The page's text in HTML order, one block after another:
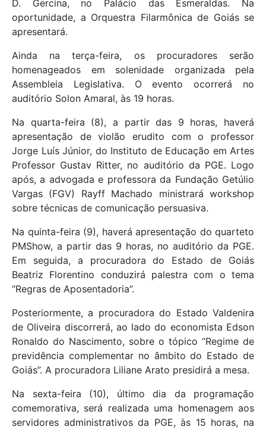
D. Gercina, no Palácio das Esmeraldas. Na
oportunidade, a Orquestra Filarmônica de Goiás se
apresentará.
Ainda na terça-feira, os procuradores serão
homenageados em solenidade organizada pela
Assembleia Legislativa. O evento ocorrerá no
auditório Solon Amaral, às 19 horas.
Na quarta-feira (8), a partir das 9 horas, haverá
apresentação de violão erudito com o professor
Jorge Luís Júnior, do Instituto de Educação em Artes
Professor Gustav Ritter, no auditório da PGE. Logo
após, a advogada e professora da Fundação Getúlio
Vargas (FGV) Rayff Machado ministrará workshop
sobre técnicas de comunicação persuasiva.
Na quinta-feira (9), haverá apresentação do quarteto
PMShow, a partir das 9 horas, no auditório da PGE.
Em seguida, a procuradora do Estado de Goiás
Beatriz Florentino conduzirá palestra com o tema
“Regras de Aposentadoria”.
Posteriormente, a procuradora do Estado Valdenira
de Oliveira discorrerá, ao lado do economista Edson
Ronaldo do Nascimento, sobre o tópico “Regime de
previdência complementar no âmbito do Estado de
Goiás”. A procuradora Liliane Arato presidirá a mesa.
Na sexta-feira (10), último dia da programação
comemorativa, será realizada uma homenagem aos
servidores administrativos da PGE, às 15 horas, na